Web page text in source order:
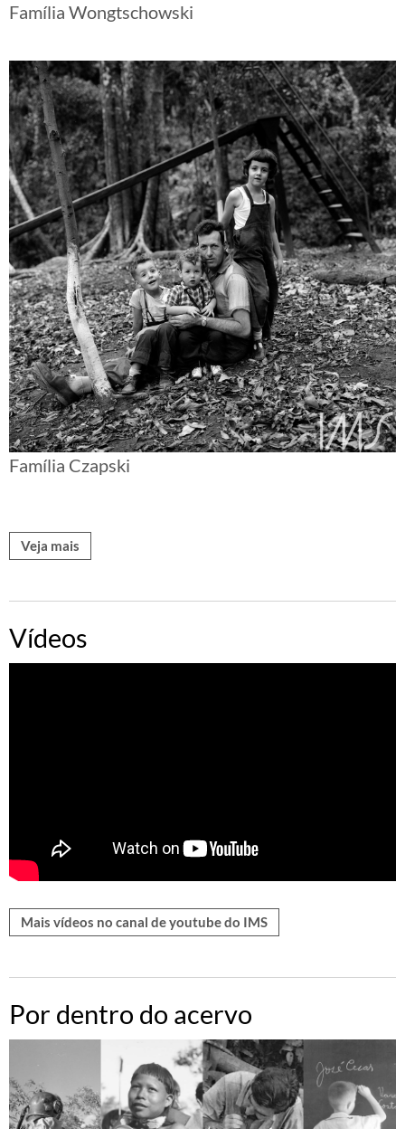
Família Wongtschowski
Família Czapski
Veja mais
Vídeos
Mais vídeos no canal de youtube do IMS
Por dentro do acervo